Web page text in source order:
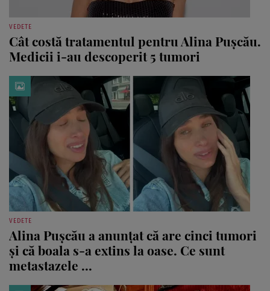
VEDETE
Cât costă tratamentul pentru Alina Pușcău.
Medicii i-au descoperit 5 tumori
VEDETE
Alina Pușcău a anunțat că are cinci tumori
și că boala s-a extins la oase. Ce sunt
metastazele ...